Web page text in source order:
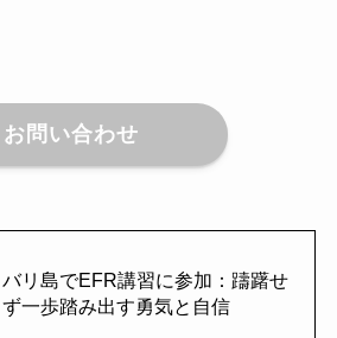
お問い合わせ
バリ島でEFR講習に参加：躊躇せ
ず一歩踏み出す勇気と自信